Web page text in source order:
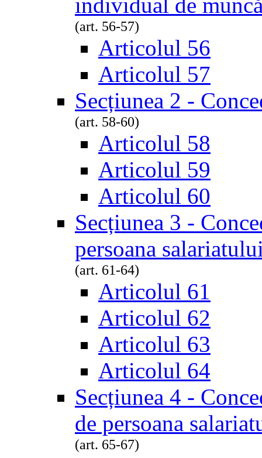
(art. 56-57)
Articolul 56
Articolul 57
Secțiunea 2 -
(art. 58-60)
Articolul 58
Articolul 59
Articolul 60
Secțiunea 3 -
persoana
(art. 61-64)
Articolul 61
Articolul 62
Articolul 63
Articolul 64
Secțiunea 4 -
de persoana
(art. 65-67)